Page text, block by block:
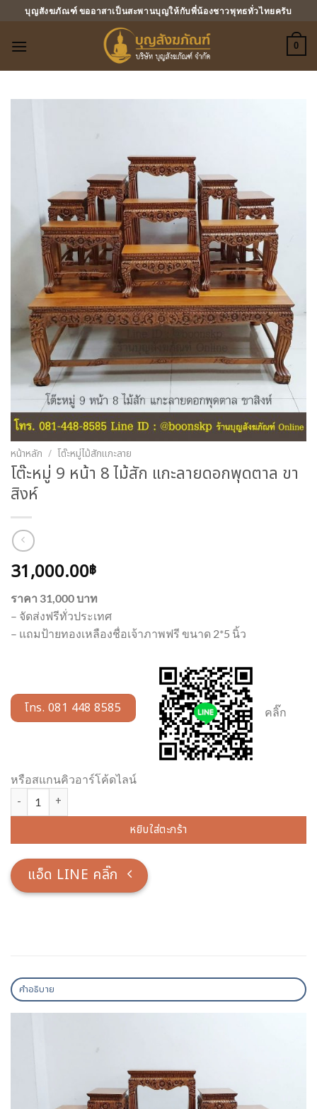
บุญสังฆภัณฑ์ ขออาสาเป็นสะพานบุญให้กับพี่น้องชาวพุทธทั่วไทยครับ
0
หน้าหลัก / โต๊ะหมู่ไม้สักแกะลาย
โต๊ะหมู่ 9 หน้า 8 ไม้สัก แกะลายดอกพุดตาล ขา
สิงห์
31,000.00฿
ราคา 31,000 บาท
– จัดส่งฟรีทั่วประเทศ
– แถมป้ายทองเหลืองชื่อเจ้าภาพฟรี ขนาด 2*5 นิ้ว
โทร. 081 448 8585 คลิ๊ก
หรือสแกนคิวอาร์โค้ดไลน์
จำนวน โต๊ะหมู่ 9 หน้า 8 ไม้สัก แกะลายดอกพุดตาล ขาสิงห์ ชิ้น
หยิบใส่ตะกร้า
แอ็ด LINE คลิ๊ก
คำอธิบาย